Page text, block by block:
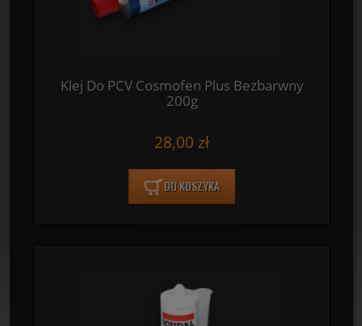
Klej Do PCV Cosmofen Plus Bezbarwny
200g
28,00 zł
DO KOSZYKA